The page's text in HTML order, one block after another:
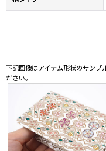
下記画像はアイテム形状のサンプ
ださい。